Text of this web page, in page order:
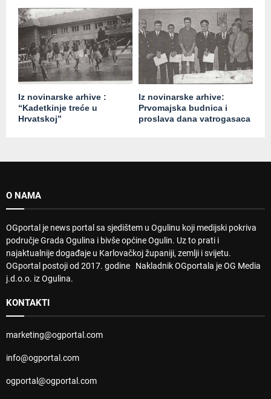
Iz novinarske arhive :
“Kadetkinje treće u
Hrvatskoj”
Iz novinarske arhive:
Prvomajska budnica i
proslava dana vatrogasaca
O NAMA
OGportal je news portal sa sjedištem u Ogulinu koji medijski pokriva
područje Grada Ogulina i bivše općine Ogulin. Uz to prati i
najaktualnije događaje u Karlovačkoj županiji, zemlji i svijetu.
OGportal postoji od 2017. godine Nakladnik OGportala je OG Media
j.d.o.o. iz Ogulina.
KONTAKTI
marketing@ogportal.com
info@ogportal.com
ogportal@ogportal.com